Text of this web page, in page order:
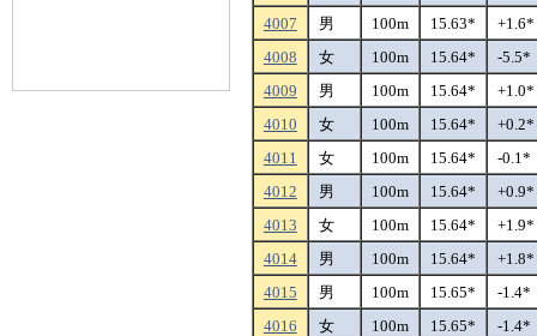
4007
男 100m 15.63*
+1.6*
4008
女 100m 15.64*
-5.5*
4009
男 100m 15.64*
+1.0*
4010
女 100m 15.64*
+0.2*
4011
女 100m 15.64*
-0.1*
4012
男 100m 15.64*
+0.9*
4013
女 100m 15.64*
+1.9*
4014
男 100m 15.64*
+1.8*
4015
男 100m 15.65*
-1.4*
4016
女 100m 15.65*
-1.4*